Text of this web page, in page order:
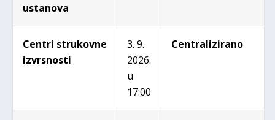
ustanova
Centri strukovne
izvrsnosti
3. 9.
2026.
u
17:00
Centralizirano